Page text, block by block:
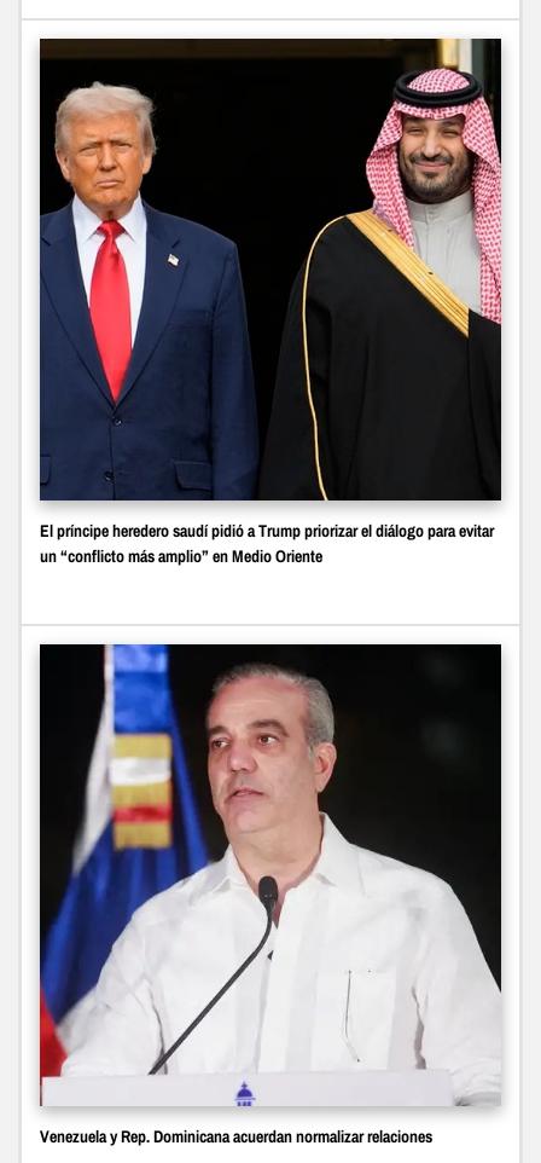
El príncipe heredero saudí pidió a Trump priorizar el diálogo para evitar
un “conflicto más amplio” en Medio Oriente
Venezuela y Rep. Dominicana acuerdan normalizar relaciones